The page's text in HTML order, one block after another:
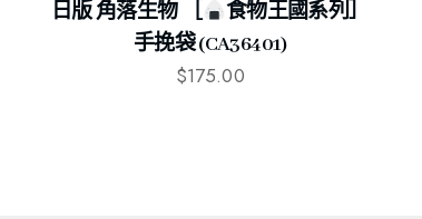
日版 角落生物 ［
食物王國系列］
手挽袋 (CA36401)
$175.00